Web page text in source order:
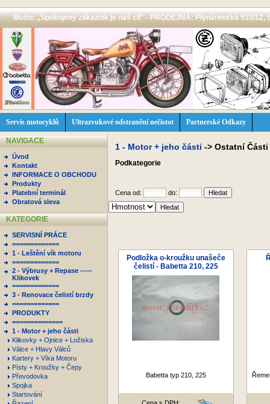
Motto: ,,Spokojený zákazník je náš cíl'' - PRODEJNA: Plynárenská 533/12,
Servis motocyklů Ultrazvukové odstranění nečistot Partnerské Odkazy
NAVIGACE
Úvod
Kontakt
INFORMACE O OBCHODU
Produkty
Platební terminál
Obratová sleva
KATEGORIE
SERVISNÍ PRÁCE
=============
1 - Leštění vík motoru
=============
2 - Výbrusy + Repase -----
Klikovek
=============
3 - Renovace čelistí brzdy
=============
PRODUKTY
==============
1 - Motor + jeho části
Klikovky + Ojnice + Ložiska
Válce + Hlavy Válců
Kartery + Víka Motoru
Písty + Kroužky + Čepy
Převodovka
Spojka
Startování
1 - Motor + jeho části -> Ostatní
Podkategorie
Cena od: do:
Podložka o-kroužku unašeče
čelistí - Babetta 210, 225
Babetta typ 210, 225